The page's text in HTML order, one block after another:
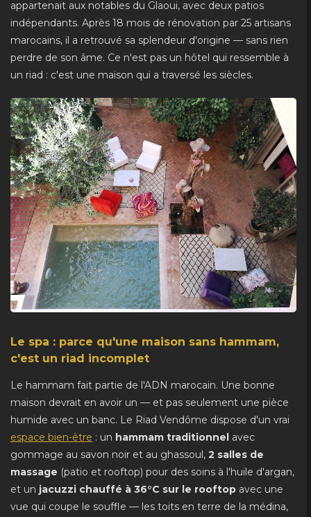
appartenait aux notables du Glaoui, avec deux patios
indépendants. Après 18 mois de rénovation par 25 artisans
marocains, il a retrouvé sa splendeur d'origine — sans rien
perdre de son âme. Ce n'est pas un hôtel qui ressemble à
un riad : c'est une maison qui a traversé les siècles.
Le spa : parce qu'une maison sans hammam,
c'est un riad incomplet
Le hammam fait partie de l'ADN marocain. Une bonne
maison devrait en avoir un — et pas seulement une pièce
humide avec un banc. Le Riad Vendôme dispose d'un vrai
espace bien-être : un hammam traditionnel avec
gommage au savon noir et au ghassoul, 2 salles de
massage (patio et rooftop) pour des soins à l'huile d'argan,
et un jacuzzi chauffé à 36°C sur le rooftop avec une
vue qui coupe le souffle — les toits en terre de la médina,